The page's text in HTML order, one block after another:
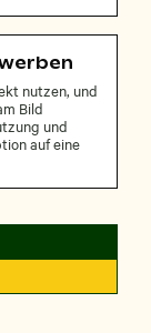
nutzen, und
Bild
und
auf eine